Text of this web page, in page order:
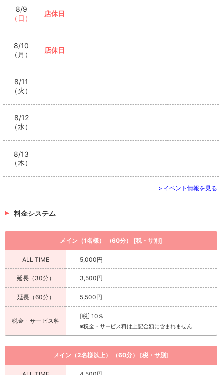
8/9
（日）
店休日
8/10
（月）
店休日
8/11
（火）
8/12
（水）
8/13
（木）
> イベント情報を見る
料金システム
メイン（1名様） （60分） [税・サ別]
ALL TIME 5,000円
延長（30分） 3,500円
延長（60分） 5,500円
税金・サービス料
[税] 10%
※税金・サービス料は上記金額に含まれません
メイン（2名様以上） （60分） [税・サ別]